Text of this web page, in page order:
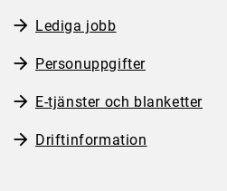
Lediga jobb
Personuppgifter
E-tjänster och blanketter
Driftinformation